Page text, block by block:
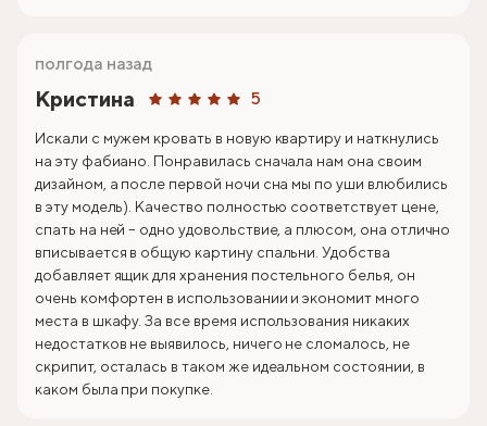
Кристина 5
полгода назад
Искали с мужем кровать в новую квартиру и наткнулись
на эту фабиано. Понравилась сначала нам она своим
дизайном, а после первой ночи сна мы по уши влюбились
в эту модель). Качество полностью соответствует цене,
спать на ней – одно удовольствие, а плюсом, она отлично
вписывается в общую картину спальни. Удобства
добавляет ящик для хранения постельного белья, он
очень комфортен в использовании и экономит много
места в шкафу. За все время использования никаких
недостатков не выявилось, ничего не сломалось, не
скрипит, осталась в таком же идеальном состоянии, в
каком была при покупке.